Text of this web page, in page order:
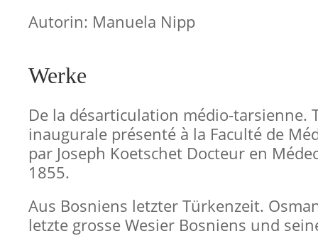
Autorin: Manuela Nipp
Werke
De la désarticulation médio-tarsienne.
inaugurale présenté à la Faculté de
par Joseph Koetschet Docteur en
1855.
Aus Bosniens letzter Türkenzeit.
letzte grosse Wesier Bosniens und